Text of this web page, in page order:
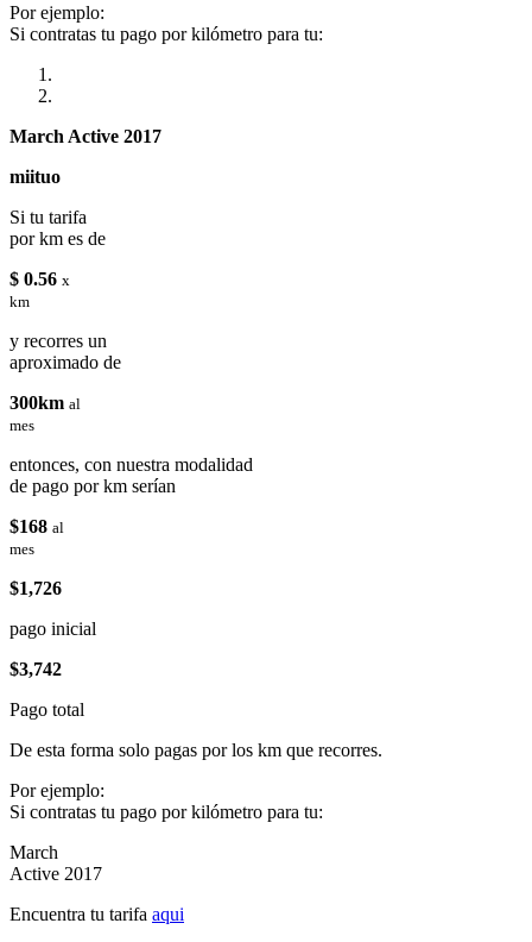
Por ejemplo:
Si contratas tu pago por kilómetro para tu:
March Active 2017
miituo
Si tu tarifa
por km es de
$ 0.56 x
km
y recorres un
aproximado de
300km al
mes
entonces, con nuestra modalidad
de pago por km serían
$168 al
mes
$1,726
pago inicial
$3,742
Pago total
De esta forma solo pagas por los km que recorres.
Por ejemplo:
Si contratas tu pago por kilómetro para tu:
March
Active 2017
Encuentra tu tarifa aqui